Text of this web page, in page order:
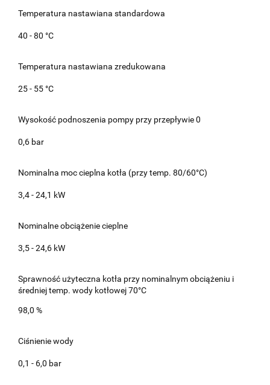
Temperatura nastawiana standardowa
40 - 80 °C
Temperatura nastawiana zredukowana
25 - 55 °C
Wysokość podnoszenia pompy przy przepływie 0
0,6 bar
Nominalna moc cieplna kotła (przy temp. 80/60°C)
3,4 - 24,1 kW
Nominalne obciążenie cieplne
3,5 - 24,6 kW
Sprawność użyteczna kotła przy nominalnym obciążeniu i
średniej temp. wody kotłowej 70°C
98,0 %
Ciśnienie wody
0,1 - 6,0 bar